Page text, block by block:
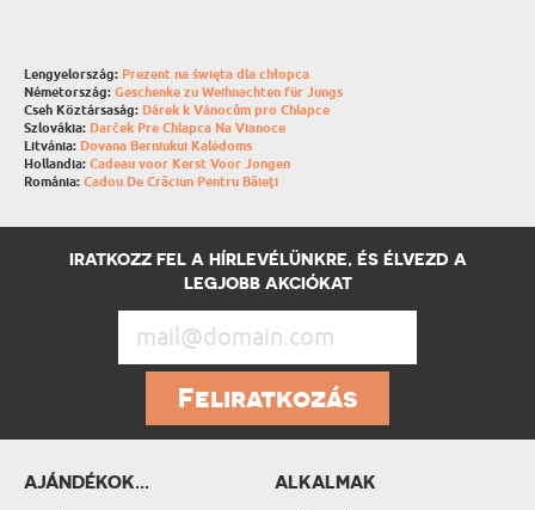
Lengyelország: Prezent na święta dla chłopca
Németország: Geschenke zu Weihnachten für Jungs
Cseh Köztársaság: Dárek k Vánocům pro Chlapce
Szlovákia: Darček Pre Chlapca Na Vianoce
Litvánia: Dovana Berniukui Kalėdoms
Hollandia: Cadeau voor Kerst Voor Jongen
Románia: Cadou De Crăciun Pentru Băieți
IRATKOZZ FEL A HÍRLEVÉLÜNKRE, ÉS ÉLVEZD A
LEGJOBB AKCIÓKAT
Feliratkozás
AJÁNDÉKOK... ALKALMAK